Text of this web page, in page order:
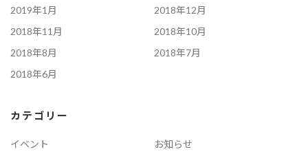
2019年1月
2018年12月
2018年11月
2018年10月
2018年8月
2018年7月
2018年6月
カテゴリー
イベント お知らせ